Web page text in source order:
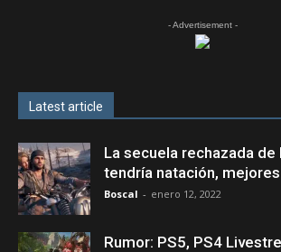
- Advertisement -
Latest article
La secuela rechazada de
tendría natación,
Boscal - enero 12, 2022
Rumor: PS5, PS4